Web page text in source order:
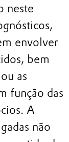
neste
envolver
bem
as
função das
A
não